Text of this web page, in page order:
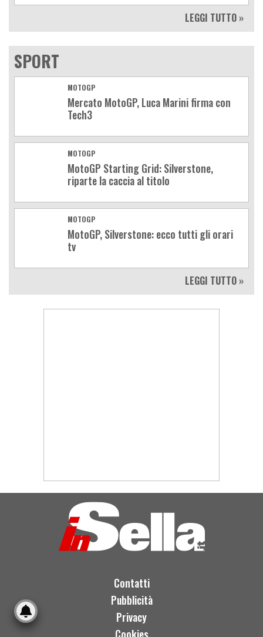
LEGGI TUTTO »
SPORT
MOTOGP
Mercato MotoGP, Luca Marini firma con
Tech3
MOTOGP
MotoGP Starting Grid: Silverstone,
riparte la caccia al titolo
MOTOGP
MotoGP, Silverstone: ecco tutti gli orari
tv
LEGGI TUTTO »
Contatti
Pubblicità
Privacy